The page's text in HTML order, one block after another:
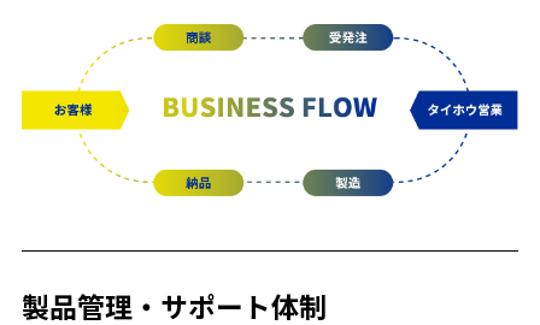
製品管理・サポート体制